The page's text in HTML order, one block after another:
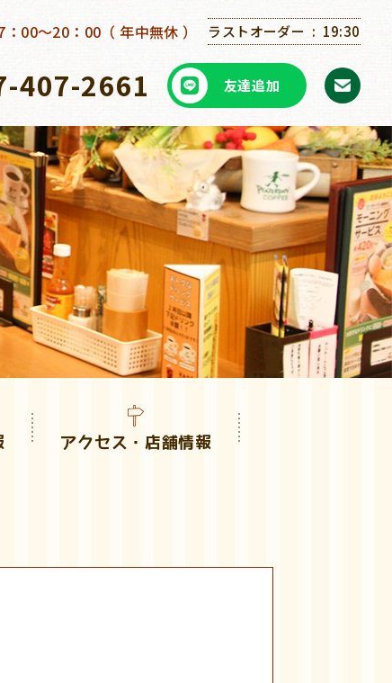
：00～20：00（ 年中無休 ） ラストオーダー 19:30
407-2661 友達追加
アクセス・店舗情報